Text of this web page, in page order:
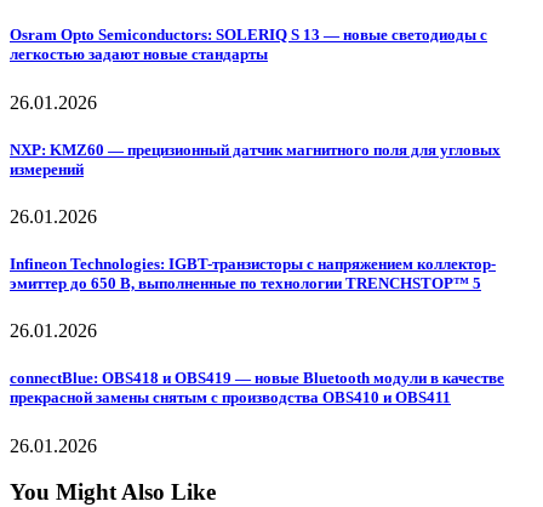
Osram Opto Semiconductors: SOLERIQ S 13 — новые светодиоды с
легкостью задают новые стандарты
26.01.2026
NXP: KMZ60 — прецизионный датчик магнитного поля для угловых
измерений
26.01.2026
Infineon Technologies: IGBT-транзисторы с напряжением коллектор-
эмиттер до 650 В, выполненные по технологии TRENCHSTOP™ 5
26.01.2026
connectBlue: OBS418 и OBS419 — новые Bluetooth модули в качестве
прекрасной замены снятым с производства OBS410 и OBS411
26.01.2026
You Might Also Like